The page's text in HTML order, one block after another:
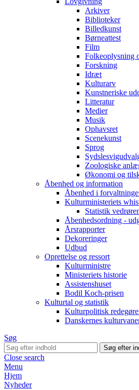
Arkiver
Biblioteker
Billedkunst
Børneattest
Film
Folkeoplysning
Forskning
Idræt
Kulturarv
Kunstneriske
Litteratur
Medier
Musik
Ophavsret
Scenekunst
Sprog
Zoologiske
Økonomi og
Åbenhed og information
Åbenhed i
Kulturministeriets
Statistik
Åbenhedsordning -
Årsrapporter
Dekoreringer
Udbud
Oprettelse og ressort
Kulturministre
Ministeriets historie
Assistenshuset
Bodil Koch-prisen
Kulturtal og statistik
Kulturpolitisk
Danskernes
Søg
Close search
Menu
Hjem
Nyheder